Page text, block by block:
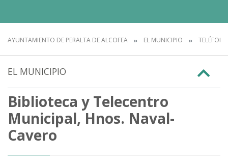
AYUNTAMIENTO DE PERALTA DE ALCOFEA EL MUNICIPIO
EL MUNICIPIO
Biblioteca y Telecentro
Municipal, Hnos. Naval-
Cavero